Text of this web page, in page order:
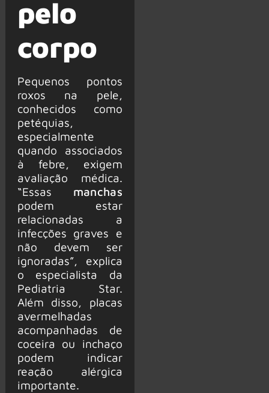
pelo
corpo
Pequenos pontos
roxos na pele,
conhecidos como
petéquias,
especialmente
quando associados
à febre, exigem
avaliação médica.
“Essas manchas
podem estar
relacionadas a
infecções graves e
não devem ser
ignoradas”, explica
o especialista da
Pediatria Star.
Além disso, placas
avermelhadas
acompanhadas de
coceira ou inchaço
podem indicar
reação alérgica
importante.